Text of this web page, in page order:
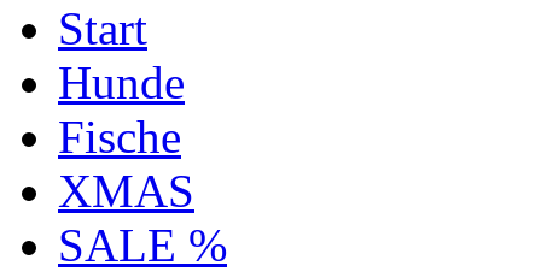
Start
Hunde
Fische
XMAS
SALE %